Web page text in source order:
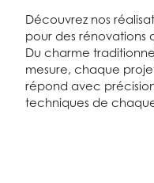
Découvrez nos
pour des rénovations
Du charme
mesure, chaque
répond avec
techniques de